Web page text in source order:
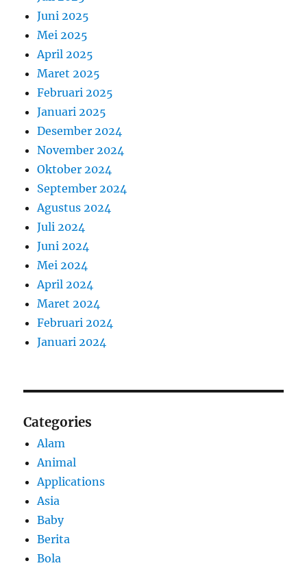
Juni 2025
Mei 2025
April 2025
Maret 2025
Februari 2025
Januari 2025
Desember 2024
November 2024
Oktober 2024
September 2024
Agustus 2024
Juli 2024
Juni 2024
Mei 2024
April 2024
Maret 2024
Februari 2024
Januari 2024
Categories
Alam
Animal
Applications
Asia
Baby
Berita
Bola